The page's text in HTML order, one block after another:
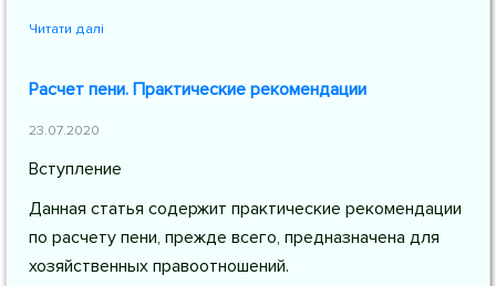
Читати далі
Расчет пени. Практические рекомендации
23.07.2020
Вступление
Данная статья содержит практические рекомендации
по расчету пени, прежде всего, предназначена для
хозяйственных правоотношений.